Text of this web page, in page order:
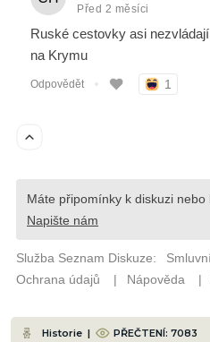
Historie | PŘEČTENÍ: 7083